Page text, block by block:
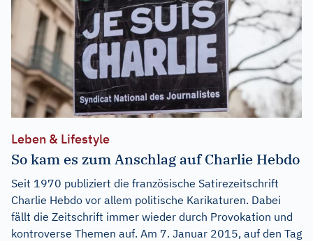
Leben & Lifestyle
So kam es zum Anschlag auf Charlie Hebdo
Seit 1970 publiziert die französische Satirezeitschrift
Charlie Hebdo vor allem politische Karikaturen. Dabei
fällt die Zeitschrift immer wieder durch Provokation und
kontroverse Themen auf. Am 7. Januar 2015, auf den Tag